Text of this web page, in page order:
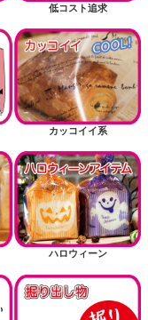
低コスト追求
カッコイイ系
ハロウィーン